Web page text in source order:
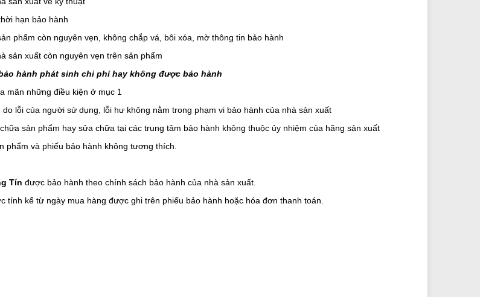
hạn bảo hành
phẩm còn nguyên vẹn, không chắp vá, bôi xóa, mờ thông tin bảo hành
sản xuất còn nguyên vẹn trên sản phẩm
hành phát sinh chi phí hay không được bảo hành
mãn những điều kiện ở mục 1
lỗi của người sử dụng, lỗi hư không nằm trong phạm vi bảo hành của nhà sản xuất
sản phẩm hay sửa chữa tại các trung tâm bảo hành không thuộc ủy nhiệm của hãng sản xuất
phẩm và phiếu bảo hành không tương thích.
Tín được bảo hành theo chính sách bảo hành của nhà sản xuất.
tính kể từ ngày mua hàng được ghi trên phiếu bảo hành hoặc hóa đơn thanh toán.